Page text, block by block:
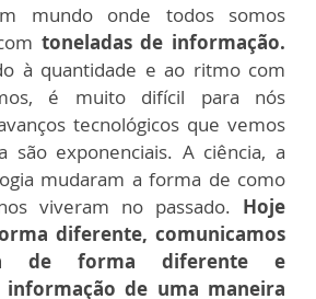
mundo onde todos somos
toneladas de informação.
à quantidade e ao ritmo com
é muito difícil para nós
tecnológicos que vemos
são exponenciais. A ciência, a
mudaram a forma de como
viveram no passado. Hoje
diferente, comunicamos
de forma diferente e
informação de uma maneira